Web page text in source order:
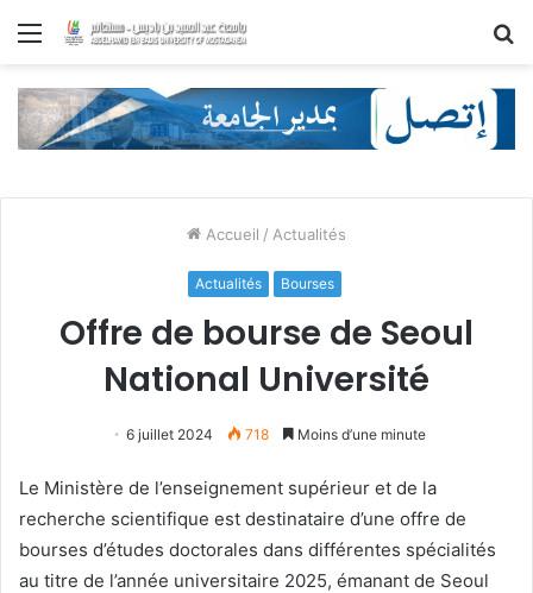
Menu
Accueil / Actualités
Actualités Bourses
Offre de bourse de Seoul
National Université
6 juillet 2024 718 Moins d’une minute
Le Ministère de l’enseignement supérieur et de la
recherche scientifique est destinataire d’une offre de
bourses d’études doctorales dans différentes spécialités
au titre de l’année universitaire 2025, émanant de Seoul